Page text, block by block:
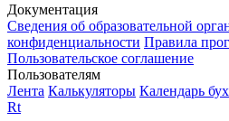
Документация
Сведения об образовательной
конфиденциальности Правила
Пользовательское соглашение
Пользователям
Лента Калькуляторы Календарь
Rt